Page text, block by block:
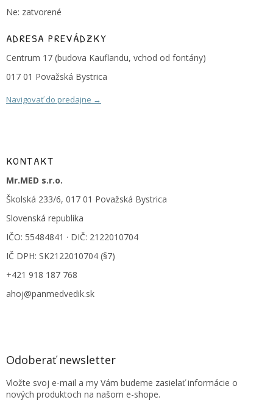
Ne: zatvorené
ADRESA PREVÁDZKY
Centrum 17 (budova Kauflandu, vchod od fontány)
017 01 Považská Bystrica
Navigovať do predajne →
KONTAKT
Mr.MED s.r.o.
Školská 233/6, 017 01 Považská Bystrica
Slovenská republika
IČO: 55484841 · DIČ: 2122010704
IČ DPH: SK2122010704 (§7)
+421 918 187 768
ahoj@panmedvedik.sk
Odoberať newsletter
Vložte svoj e-mail a my Vám budeme zasielať informácie o
nových produktoch na našom e-shope.